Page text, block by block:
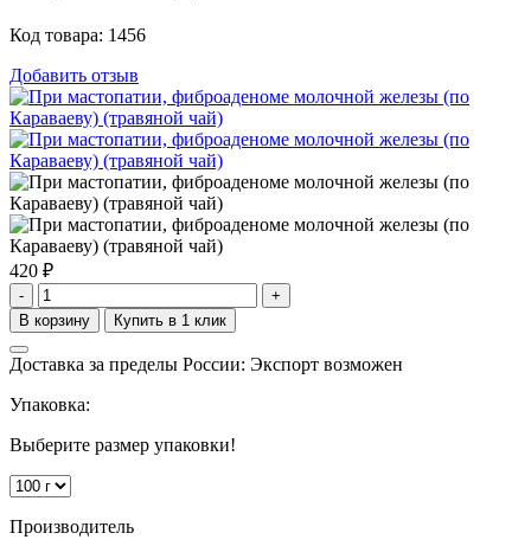
Код товара: 1456
Добавить отзыв
420 ₽
- +
Доставка за пределы России: Экспорт возможен
Упаковка:
Выберите размер упаковки!
Производитель